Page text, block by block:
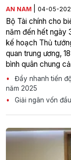
AN NAM 04-05-
Bộ Tài chính cho
năm đến hết ngày
kế hoạch Thủ
quan trung ương,
bình quân chung
Đẩy nhanh tiến
năm 2025
Giải ngân vốn